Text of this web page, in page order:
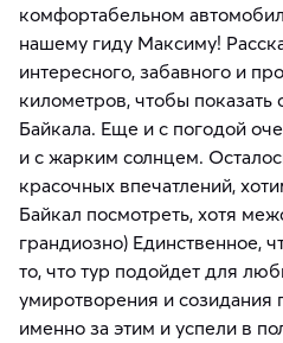
комфортабельном
нашему гиду Максиму!
интересного, забавного и
километров, чтобы
Байкала. Еще и с погодой
и с жарким солнцем.
красочных впечатлений,
Байкал посмотреть, хотя
грандиозно) Единственное,
то, что тур подойдет для
умиротворения и
именно за этим и успели в